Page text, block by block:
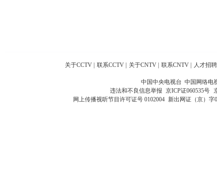
关于CCTV 联系CCTV 关于CNTV 联系CNTV 人才招聘
中国中央电视台 中国网络电
违法和不良信息举报 京ICP证060535号
网上传播视听节目许可证号 0102004 新出网证（京）